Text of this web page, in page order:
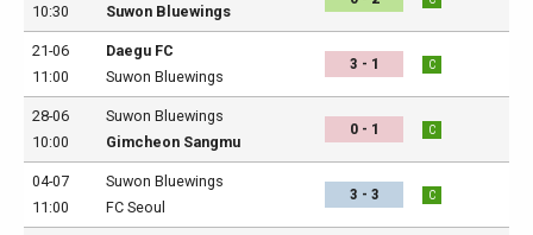
10:30
Suwon Bluewings
21-06
11:00
Daegu FC
Suwon Bluewings
3 - 1 C
28-06
10:00
Suwon Bluewings
Gimcheon Sangmu
0 - 1 C
04-07
11:00
Suwon Bluewings
FC Seoul
3 - 3 C